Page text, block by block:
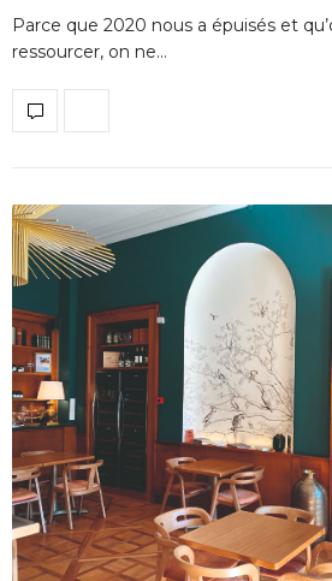
Parce que 2020 nous a épuisés et
ressourcer, on ne…